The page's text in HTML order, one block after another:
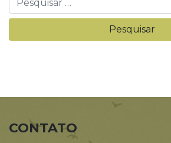
CONTATO